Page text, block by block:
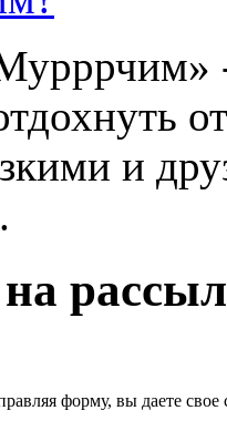
и
форму, вы даете